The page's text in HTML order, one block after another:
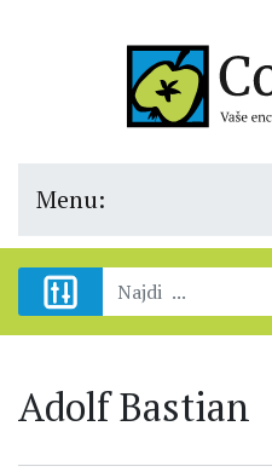
Menu:
Adolf Bastian